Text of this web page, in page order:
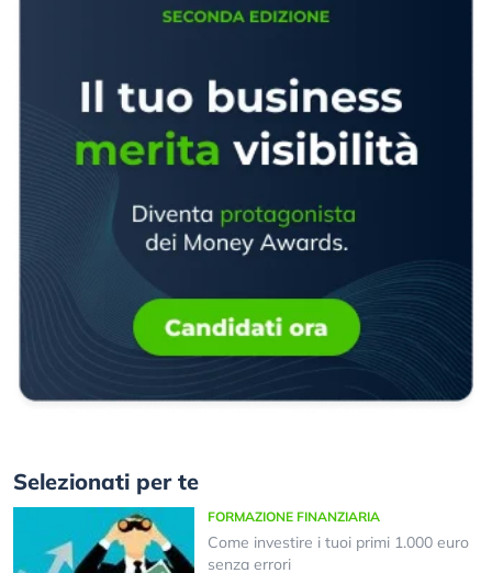
Selezionati per te
FORMAZIONE FINANZIARIA
Come investire i tuoi primi 1.000 euro
senza errori